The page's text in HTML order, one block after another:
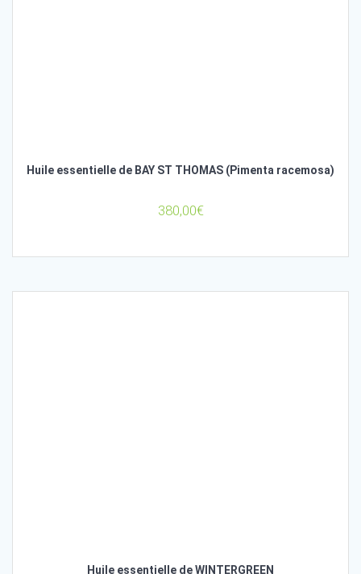
Huile essentielle de BAY ST THOMAS (Pimenta racemosa)
380,00€
Huile essentielle de WINTERGREEN